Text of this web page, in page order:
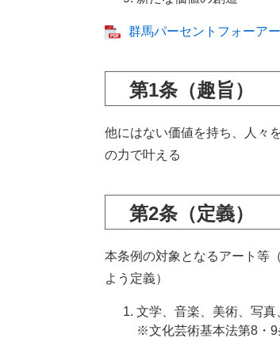
群馬パーセントフォーア
第1条（趣旨）
他にはない価値を持ち、人々
の力で叶える
第2条（定義）
本条例の対象となるアート等
よう定義）
文学、音楽、美術、写
※文化芸術基本法第8・